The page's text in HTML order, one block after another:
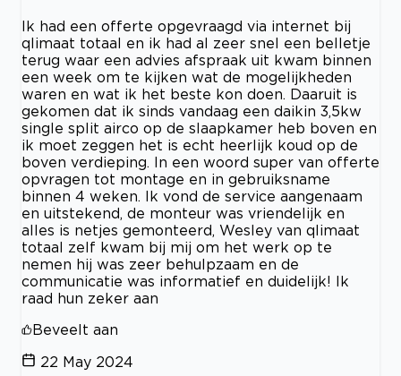
Ik had een offerte opgevraagd via internet bij
qlimaat totaal en ik had al zeer snel een belletje
terug waar een advies afspraak uit kwam binnen
een week om te kijken wat de mogelijkheden
waren en wat ik het beste kon doen. Daaruit is
gekomen dat ik sinds vandaag een daikin 3,5kw
single split airco op de slaapkamer heb boven en
ik moet zeggen het is echt heerlijk koud op de
boven verdieping. In een woord super van offerte
opvragen tot montage en in gebruiksname
binnen 4 weken. Ik vond de service aangenaam
en uitstekend, de monteur was vriendelijk en
alles is netjes gemonteerd, Wesley van qlimaat
totaal zelf kwam bij mij om het werk op te
nemen hij was zeer behulpzaam en de
communicatie was informatief en duidelijk! Ik
raad hun zeker aan
Beveelt aan
22 May 2024